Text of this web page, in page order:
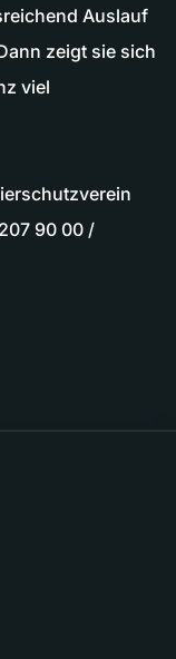
Auslauf
zeigt sie sich
viel
90 00 /